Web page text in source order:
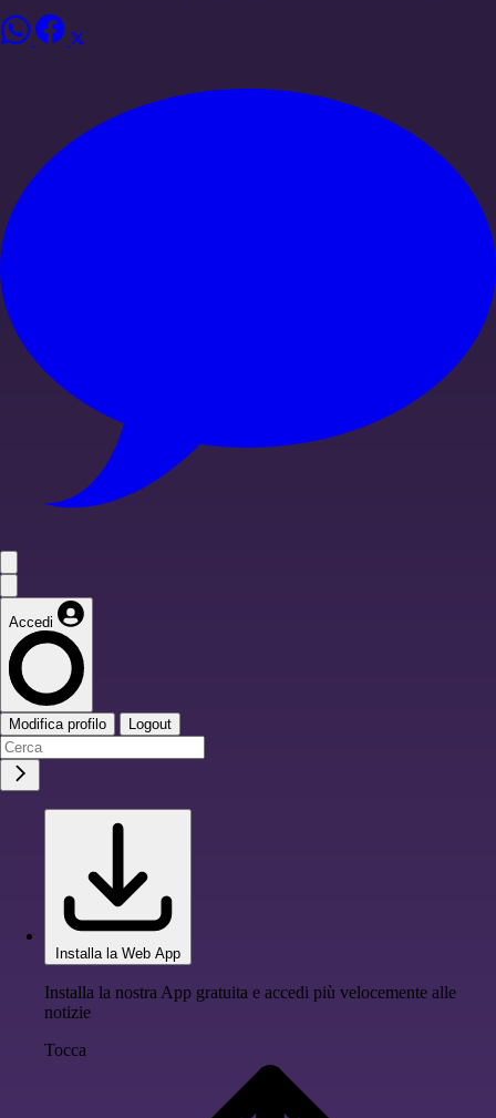
Accedi
Modifica profilo Logout
Installa la Web App
Installa la nostra App gratuita e accedi più velocemente alle
notizie
Tocca